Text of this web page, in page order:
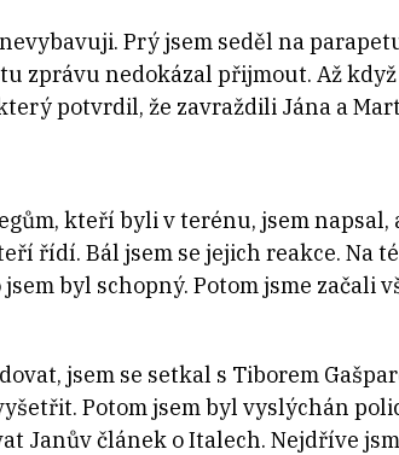
Prý jsem seděl na
zprávu nedokázal přijmout. Až
potvrdil, že zavraždili Jána a
kteří byli v terénu, jsem
řídí. Bál jsem se jejich reakce. Na
byl schopný. Potom jsme začali
jsem se setkal s Tiborem
Potom jsem byl vyslýchán
Janův článek o Italech. Nejdříve